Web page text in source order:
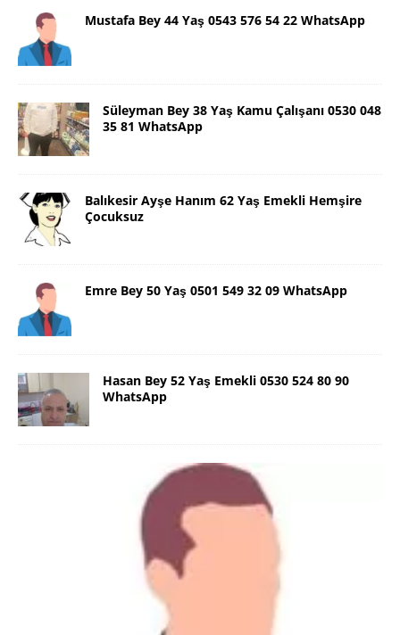
Mustafa Bey 44 Yaş 0543 576 54 22 WhatsApp
Süleyman Bey 38 Yaş Kamu Çalışanı 0530 048
35 81 WhatsApp
Balıkesir Ayşe Hanım 62 Yaş Emekli Hemşire
Çocuksuz
Emre Bey 50 Yaş 0501 549 32 09 WhatsApp
Hasan Bey 52 Yaş Emekli 0530 524 80 90
WhatsApp
Danimarka Mustafa Bey 45 Yaş +45
42 48 17 28 WhatsApp
Lütfen Danimarka dışı aramasın. Selam ben
Danimarka’dan Mustafa 45 yaşında, 1.88 boyunda,
98 kiloda, Kumral, ayrılmış bir beyim. Alkol yok.
Sigara var. Maddi sıkıntım yok.